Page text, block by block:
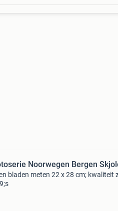
Noorwegen Bergen
bladen meten 22 x 28 cm; kwaliteit